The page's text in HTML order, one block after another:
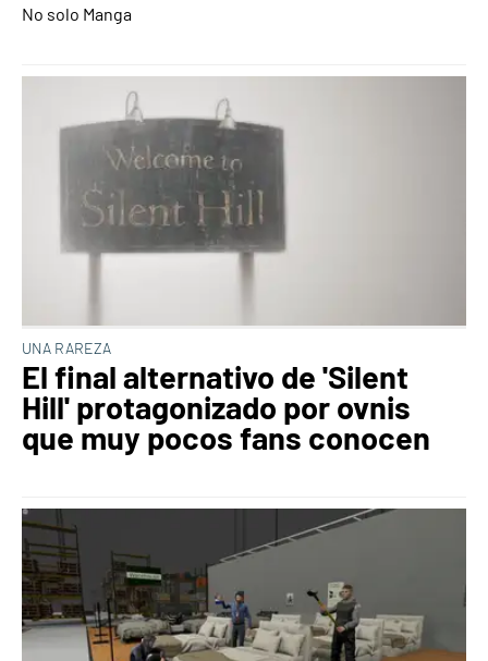
No solo Manga
UNA RAREZA
El final alternativo de 'Silent
Hill' protagonizado por ovnis
que muy pocos fans conocen